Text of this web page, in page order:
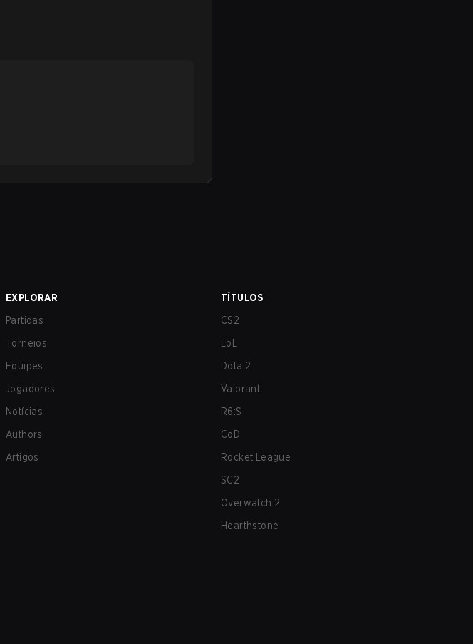
EXPLORAR
Partidas
Torneios
Equipes
Jogadores
Notícias
Authors
Artigos
TÍTULOS
CS2
LoL
Dota 2
Valorant
R6:S
CoD
Rocket League
SC2
Overwatch 2
Hearthstone